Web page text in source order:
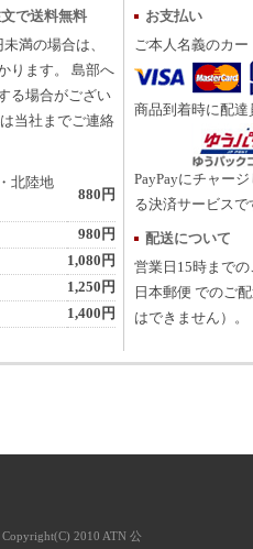
で送料無料
満の場合は、
ります。 島部へ
る場合がござい
当社までご連絡
北陸地
880円
980円
1,080円
1,250円
1,400円
お支払い
ご本人名義のカ
商品到着時に配
PayPayにチャー
る決済サービスで
配送について
営業日15時まで
日本郵便 でのご
はできません）。
Copyright(C) 2010 ATN 公